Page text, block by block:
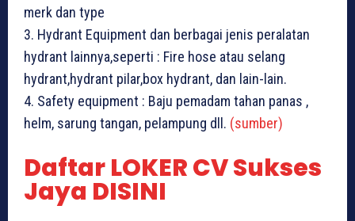
merk dan type
3. Hydrant Equipment dan berbagai jenis peralatan
hydrant lainnya,seperti : Fire hose atau selang
hydrant,hydrant pilar,box hydrant, dan lain-lain.
4. Safety equipment : Baju pemadam tahan panas ,
helm, sarung tangan, pelampung dll. (sumber)
Daftar LOKER CV Sukses
Jaya DISINI